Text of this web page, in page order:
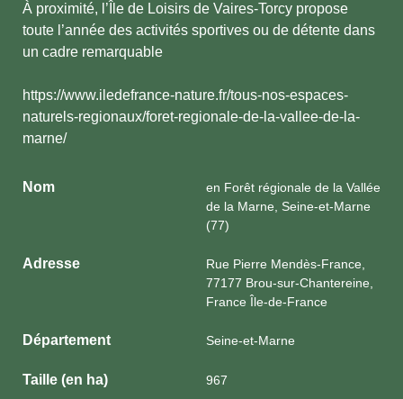
À proximité, l’Île de Loisirs de Vaires-Torcy propose
toute l’année des activités sportives ou de détente dans
un cadre remarquable
https://www.iledefrance-nature.fr/tous-nos-espaces-
naturels-regionaux/foret-regionale-de-la-vallee-de-la-
marne/
Nom
en Forêt régionale de la Vallée
de la Marne, Seine-et-Marne
(77)
Adresse
Rue Pierre Mendès-France,
77177 Brou-sur-Chantereine,
France Île-de-France
Département Seine-et-Marne
Taille (en ha) 967